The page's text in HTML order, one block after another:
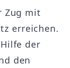
Zug mit
erreichen.
der
den